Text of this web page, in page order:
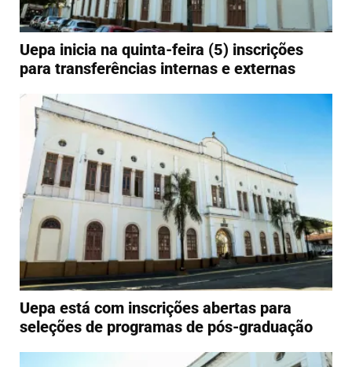
Uepa inicia na quinta-feira (5) inscrições
para transferências internas e externas
Uepa está com inscrições abertas para
seleções de programas de pós-graduação